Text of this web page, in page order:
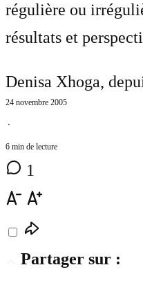
régulière ou
résultats et
Denisa Xhoga,
24 novembre 2005
⋅
6 min de lecture
1
Partager sur :